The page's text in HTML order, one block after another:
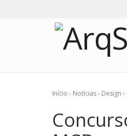
Início › Notícias› Design ›